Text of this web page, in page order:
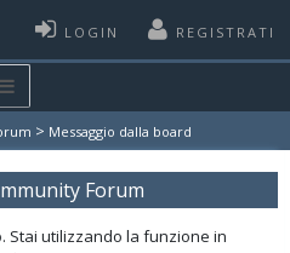
LOGIN REGISTRATI
> Messaggio dalla board
Forum
Stai utilizzando la funzione in